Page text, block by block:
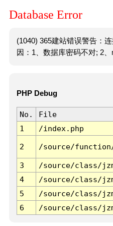
Database Error
(1040) 365建站错误警告：
因：1、数据库密码不对; 2、
PHP Debug
No. File
1
/index.php
2 /source/
3 /source/class/
4
/source/class/
5
/source/class/
6
/source/class/